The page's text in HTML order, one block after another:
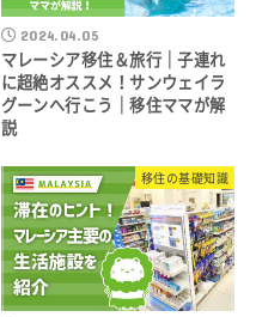
2024.04.05
マレーシア移住＆旅行｜子連れ
に超絶オススメ！サンウェイラ
グーンへ行こう｜移住ママが解
説
移住の基礎知識